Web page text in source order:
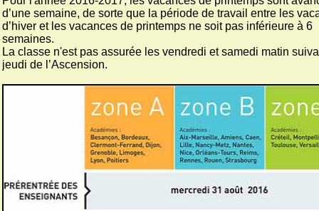
d’une semaine, de sorte que la période de travail entre les
d’hiver et les vacances de printemps ne soit pas inférieure à 6
semaines.
La classe n'est pas assurée les vendredi et samedi matin
jeudi de l’Ascension.